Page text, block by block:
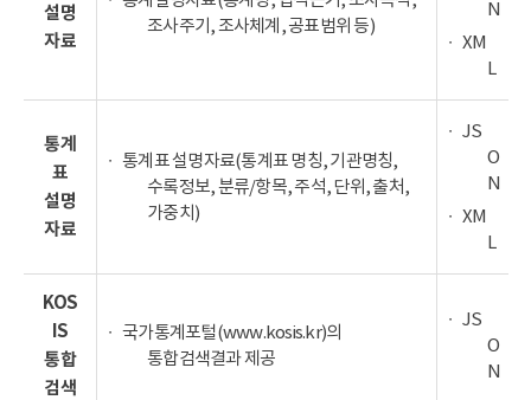
설명
자료
조사주기, 조사체계, 공표범위 등)
N
XM
L
통계
표
설명
자료
통계표 설명자료(통계표 명칭, 기관명칭,
수록정보, 분류/항목, 주석, 단위, 출처,
가중치)
JS
O
N
XM
L
KOS
IS
통합
검색
국가통계포털(www.kosis.kr)의
통합검색결과 제공
JS
O
N